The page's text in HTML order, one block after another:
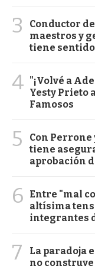
3
Conductor
maestros y
tiene
4 "¡Volvé a
Yesty Prieto
Famosos
5
Con
tiene
aprobación
6
Entre "mal
altísima
integrantes
7
La paradoja
no